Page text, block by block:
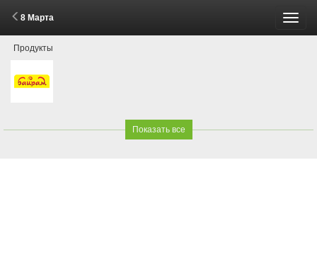
8 Марта
Продукты
Показать все